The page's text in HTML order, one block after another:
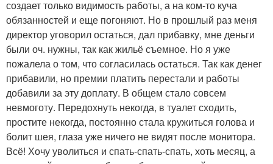
создает только видимость работы, а на ком-то куча
обязанностей и еще погоняют. Но в прошлый раз меня
директор уговорил остаться, дал прибавку, мне деньги
были оч. нужны, так как жильё съемное. Но я уже
пожалела о том, что согласилась остаться. Так как денег
прибавили, но премии платить перестали и работы
добавили за эту доплату. В общем стало совсем
невмоготу. Передохнуть некогда, в туалет сходить,
простите некогда, постоянно стала кружиться голова и
болит шея, глаза уже ничего не видят после монитора.
Всё! Хочу уволиться и спать-спать-спать, хоть месяц, а